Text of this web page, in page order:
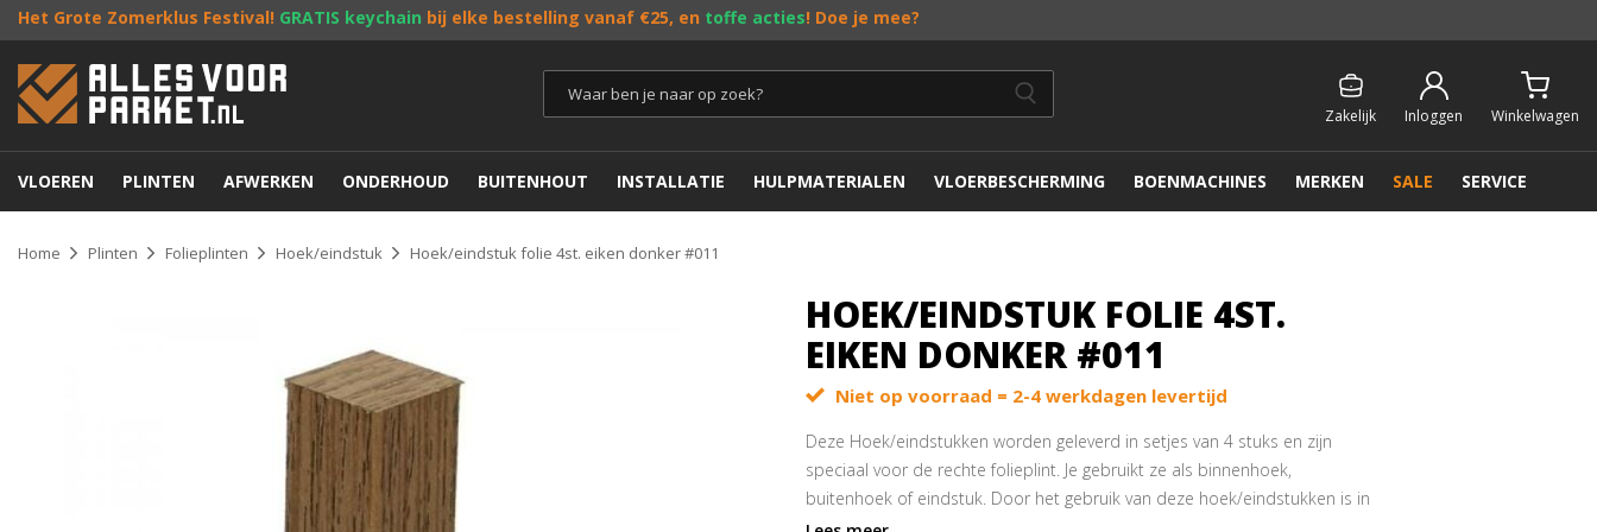
Het Grote Zomerklus Festival! GRATIS keychain bij elke bestelling vanaf €25, en toffe acties! Doe je mee?
Zakelijk Inloggen Winkelwagen
VLOEREN PLINTEN AFWERKEN ONDERHOUD BUITENHOUT INSTALLATIE HULPMATERIALEN VLOERBESCHERMING BOENMACHINES MERKEN SALE SERVICE
Home Plinten Folieplinten Hoek/eindstuk Hoek/eindstuk folie 4st. eiken donker #011
HOEK/EINDSTUK FOLIE 4ST.
EIKEN DONKER #011
Niet op voorraad = 2-4 werkdagen levertijd
Deze Hoek/eindstukken worden geleverd in setjes van 4 stuks en zijn
speciaal voor de rechte folieplint. Je gebruikt ze als binnenhoek,
buitenhoek of eindstuk. Door het gebruik van deze hoek/eindstukken is in
verstek zagen niet meer nodig!